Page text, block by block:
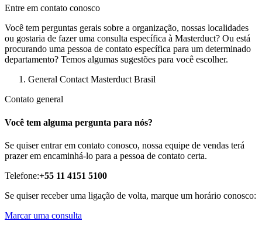
Entre em contato conosco
Você tem perguntas gerais sobre a organização, nossas localidades
ou gostaria de fazer uma consulta específica à Masterduct? Ou está
procurando uma pessoa de contato específica para um determinado
departamento? Temos algumas sugestões para você escolher.
General Contact Masterduct Brasil
Contato general
Você tem alguma pergunta para nós?
Se quiser entrar em contato conosco, nossa equipe de vendas terá
prazer em encaminhá-lo para a pessoa de contato certa.
Telefone:+55 11 4151 5100
Se quiser receber uma ligação de volta, marque um horário conosco:
Marcar uma consulta